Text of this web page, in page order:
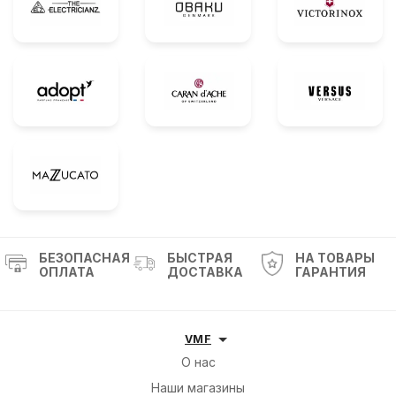
БЕЗОПАСНАЯ
ОПЛАТА
БЫСТРАЯ
ДОСТАВКА
НА ТОВАРЫ
ГАРАНТИЯ
VMF
О нас
Наши магазины